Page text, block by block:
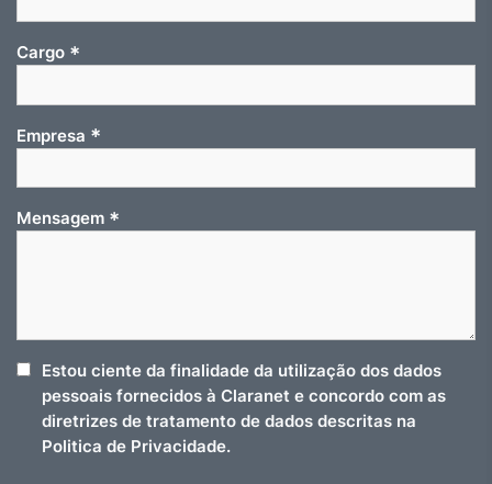
Cargo *
Empresa *
Mensagem *
Estou ciente da finalidade da utilização dos dados
pessoais fornecidos à Claranet e concordo com as
diretrizes de tratamento de dados descritas na
Politica de Privacidade.